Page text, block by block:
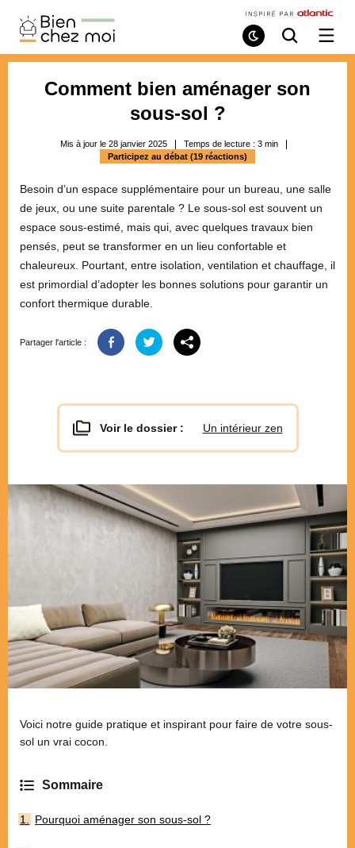
Bien
Chez
Moi
Mode
de
Recherche
/
Comment bien aménager son
sous-sol ?
Mis à jour le 28 janvier 2025 Temps de lecture : 3 min
Participez au débat (19 réactions)
Besoin d’un espace supplémentaire pour un bureau, une salle
de jeux, ou une suite parentale ? Le sous-sol est souvent un
espace sous-estimé, mais qui, avec quelques travaux bien
pensés, peut se transformer en un lieu confortable et
chaleureux. Pourtant, entre isolation, ventilation et chauffage, il
est primordial d’adopter les bonnes solutions pour garantir un
confort thermique durable.
Partager l'article :
Voir le dossier : Un intérieur zen
Voici notre guide pratique et inspirant pour faire de votre sous-
sol un vrai cocon.
Pourquoi aménager son sous-sol ?